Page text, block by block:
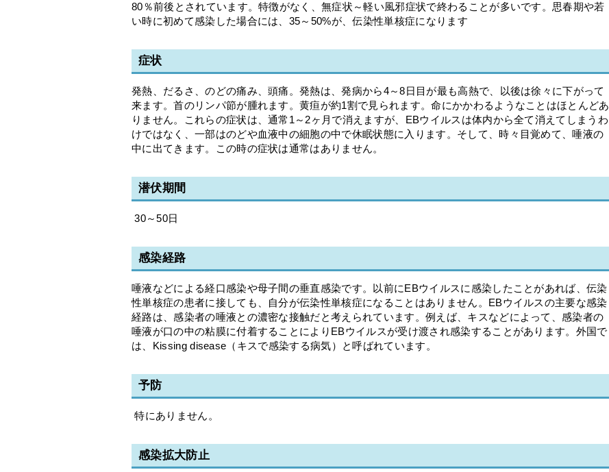
80％前後とされています。特徴がなく、無症状～軽い風邪症状で終わることが多いです。思春期や若
い時に初めて感染した場合には、35～50%が、伝染性単核症になります
症状
発熱、だるさ、のどの痛み、頭痛。発熱は、発病から4～8日目が最も高熱で、以後は徐々に下がって
来ます。首のリンパ節が腫れます。黄疸が約1割で見られます。命にかかわるようなことはほとんどあ
りません。これらの症状は、通常1～2ヶ月で消えますが、EBウイルスは体内から全て消えてしまうわ
けではなく、一部はのどや血液中の細胞の中で休眠状態に入ります。そして、時々目覚めて、唾液の
中に出てきます。この時の症状は通常はありません。
潜伏期間
30～50日
感染経路
唾液などによる経口感染や母子間の垂直感染です。以前にEBウイルスに感染したことがあれば、伝染
性単核症の患者に接しても、自分が伝染性単核症になることはありません。EBウイルスの主要な感染
経路は、感染者の唾液との濃密な接触だと考えられています。例えば、キスなどによって、感染者の
唾液が口の中の粘膜に付着することによりEBウイルスが受け渡され感染することがあります。外国で
は、Kissing disease（キスで感染する病気）と呼ばれています。
予防
特にありません。
感染拡大防止